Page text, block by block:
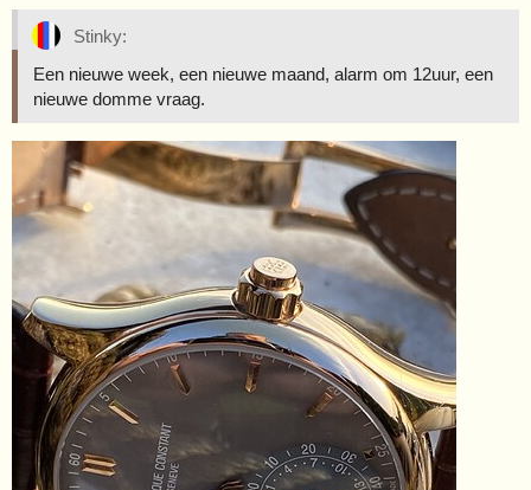
Stinky:
Een nieuwe week, een nieuwe maand, alarm om 12uur, een
nieuwe domme vraag.